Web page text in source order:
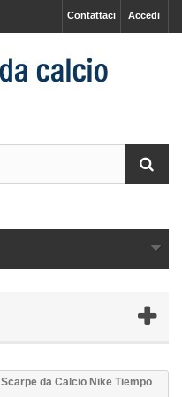
Accedi
Contattaci
Scarpe da Calcio Nike Tiempo